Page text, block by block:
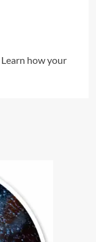
Learn how your